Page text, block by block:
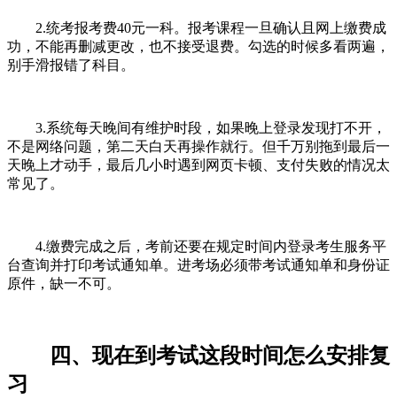
2.统考报考费40元一科。报考课程一旦确认且网上缴费成
功，不能再删减更改，也不接受退费。勾选的时候多看两遍，
别手滑报错了科目。
3.系统每天晚间有维护时段，如果晚上登录发现打不开，
不是网络问题，第二天白天再操作就行。但千万别拖到最后一
天晚上才动手，最后几小时遇到网页卡顿、支付失败的情况太
常见了。
4.缴费完成之后，考前还要在规定时间内登录考生服务平
台查询并打印考试通知单。进考场必须带考试通知单和身份证
原件，缺一不可。
四、现在到考试这段时间怎么安排复
习